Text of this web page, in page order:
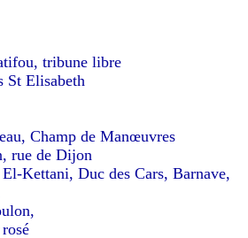
tribune libre
St Elisabeth
Champ de Manœuvres
rue de Dijon
Kettani, Duc des Cars, Barnave,